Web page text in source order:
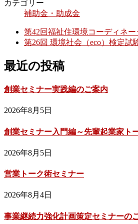
カテゴリー
補助金・助成金
第42回福祉住環境コーディネ
第26回 環境社会（eco）検定試
最近の投稿
創業セミナー実践編のご案内
2026年8月5日
創業セミナー入門編～先輩起業家ト
2026年8月5日
営業トーク術セミナー
2026年8月4日
事業継続力強化計画策定セミナーの